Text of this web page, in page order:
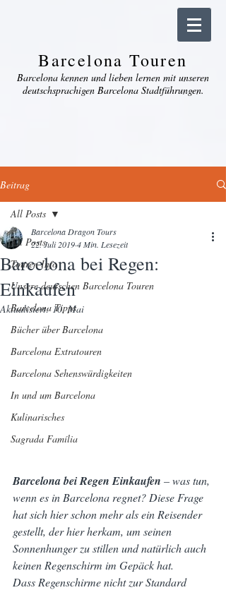
Barcelona Touren
Barcelona kennen und lieben lernen mit unseren
deutschsprachigen Barcelona Stadtführungen.
Beitrag
All Posts
Touren Info
Unsere deutschen Barcelona Touren
Barcelona Tipps
Bücher über Barcelona
Barcelona Extratouren
Barcelona Sehenswürdigkeiten
In und um Barcelona
Kulinarisches
Sagrada Família
All Posts
Barcelona bei Regen:
Einkaufen
Barcelona Dragon Tours
22. Juli 20194 Min. Lesezeit
Aktualisiert:10. Mai
Barcelona bei Regen Einkaufen – was tun,
wenn es in Barcelona regnet? Diese Frage
hat sich hier schon mehr als ein Reisender
gestellt, der hier herkam, um seinen
Sonnenhunger zu stillen und natürlich auch
keinen Regenschirm im Gepäck hat.
Dass Regenschirme nicht zur Standard